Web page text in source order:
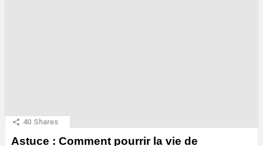
40 Shares
Astuce : Comment pourrir la vie de